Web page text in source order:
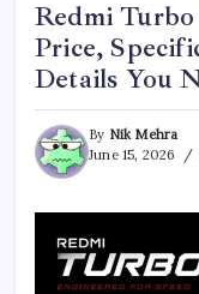
Redmi
Price,
Details You
By Nik Mehra
June 15, 2026